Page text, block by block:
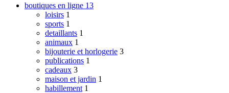
boutiques en ligne 13
loisirs 1
sports 1
detaillants 1
animaux 1
bijouterie et horlogerie 3
publications 1
cadeaux 3
maison et jardin 1
habillement 1